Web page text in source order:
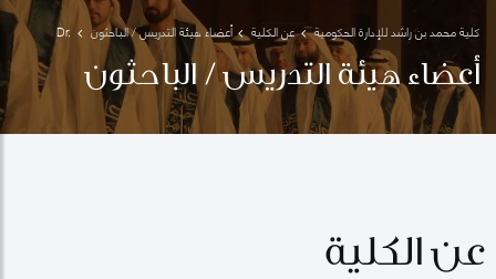
كلية محمد بن راشد للإدارة الحكومية عن الكلية أعضاء هيئة التدريس / الباحثون
Dr.
Alawadhi
أعضاء هيئة التدريس / الباحثون
عن الكلية